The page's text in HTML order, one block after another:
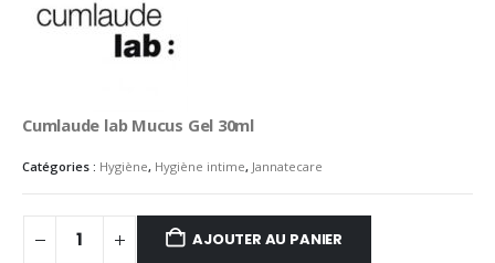
MAD.
Cumlaude lab Mucus Gel 30ml
Catégories : Hygiène, Hygiène intime, Jannatecare
AJOUTER AU PANIER